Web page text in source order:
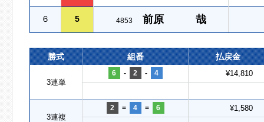
６ 5 4853 前原 哉
勝式 組番 払戻金
3連単
6 - 2 - 4 ¥14,810
3連複
2 = 4 = 6 ¥1,580